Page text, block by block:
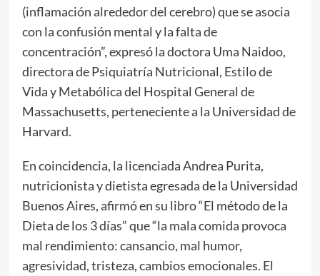
(inflamación alrededor del cerebro) que se asocia
con la confusión mental y la falta de
concentración”, expresó la doctora Uma Naidoo,
directora de Psiquiatría Nutricional, Estilo de
Vida y Metabólica del Hospital General de
Massachusetts, perteneciente a la Universidad de
Harvard.
En coincidencia, la licenciada Andrea Purita,
nutricionista y dietista egresada de la Universidad
Buenos Aires, afirmó en su libro “El método de la
Dieta de los 3 días” que “la mala comida provoca
mal rendimiento: cansancio, mal humor,
agresividad, tristeza, cambios emocionales. El